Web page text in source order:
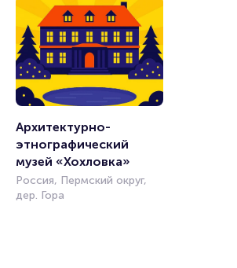
Архитектурно-
этнографический
музей «Хохловка»
Россия, Пермский округ,
дер. Гора